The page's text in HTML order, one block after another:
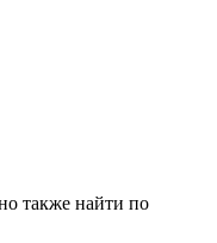
также найти по